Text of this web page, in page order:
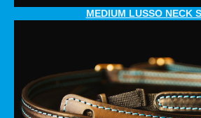
MEDIUM LUSSO NECK